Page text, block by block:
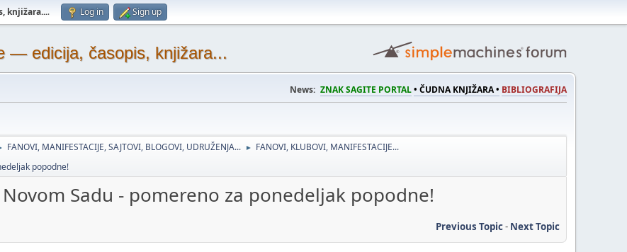
knjižara.... Log in Sign up
— edicija, časopis, knjižara...
News: ZNAK SAGITE PORTAL• ČUDNA KNJIŽARA • BIBLIOGRAFIJA
FANOVI, MANIFESTACIJE, SAJTOVI, BLOGOVI, UDRUŽENJA... ► FANOVI, KLUBOVI, MANIFESTACIJE...
popodne!
Sadu - pomereno za ponedeljak popodne!
Previous Topic- Next Topic